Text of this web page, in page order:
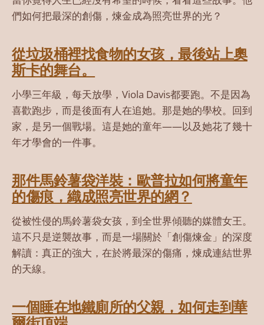
們如何把最深的創傷，煉金成為照亮世界的光？
從垃圾桶裡找食物的女孩，最後站上奧
斯卡的舞台。
小學三年級，每天放學，Viola Davis都要跑。不是因為
喜歡跑步，而是後面有人在追她。那是她的學校。回到
家，是另一個戰場。這是她的童年——以及她花了幾十
年才學會的一件事。
那件馬鈴薯袋洋裝：歐普拉如何將童年
的傷痕，織成照亮世界的網？
從被性侵的馬鈴薯袋女孩，到全世界傾聽的媒體女王。
這不只是逆襲故事，而是一場關於「創傷煉金」的深度
解讀：真正的強大，在於將最深的傷痛，煉成連結世界
的天線。
一個睡在地鐵廁所的父親，如何走到華